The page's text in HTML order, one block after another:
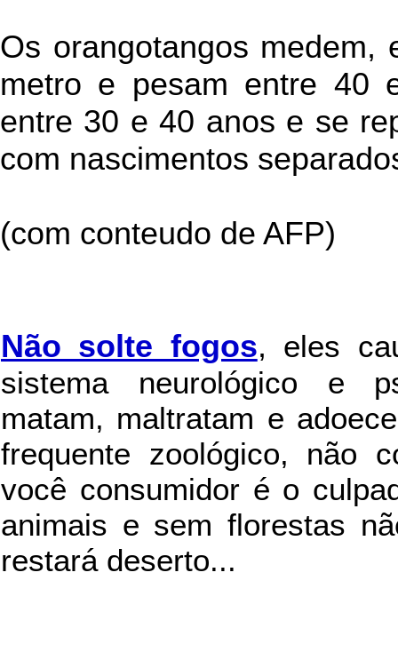
Os orangotangos
metro e pesam entre 40
entre 30 e 40 anos e se
com nascimentos
(com conteudo de AFP)
Não solte fogos, eles
sistema neurológico e
matam, maltratam e
frequente zoológico, não
você consumidor é o
animais e sem florestas
restará deserto...